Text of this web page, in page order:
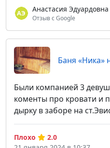
Анастасия Эдуардовна
Отзыв с Google
Баня «Ника»
Были компанией 3
коменты про кровати и
дырку в заборе на
Плохо
2.0